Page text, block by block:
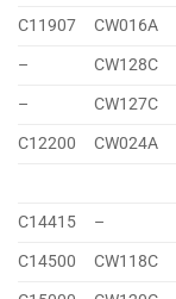
C11907
CW016A
–
CW128C
–
CW127C
C12200
CW024A
C14415 –
C14500
CW118C